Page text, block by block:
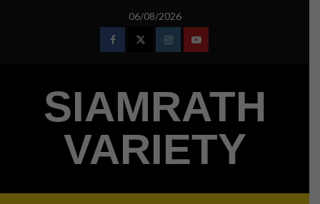
06/08/2026
FacebookTwitterInstagramYoutube
SIAMRATH
VARIETY